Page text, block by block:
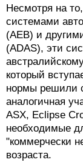
Несмотря на
системами
(AEB) и
(ADAS), эти
который
нормы решили
аналогичная
ASX, Eclipse
необходимые
"коммерчески
возраста.